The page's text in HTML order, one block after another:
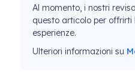
Al momento, i nostri
questo articolo per offrirti
esperienze.
Ulteriori informazioni su